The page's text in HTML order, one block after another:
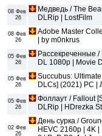
08 Фев
26
Медведь / The
DLRip | LostFilm
08 Фев
26
Adobe Master
| by m0nkrus
05 Фев
26
Рассекреченные
DL 1080p | Movie
05 Фев
26
Succubus:
DLCs] (2021) PC |
05 Фев
26
Фоллаут / Fallout
DLRip | HDrezka
02 Фев
26
День сурка /
HEVC 2160p | 4K